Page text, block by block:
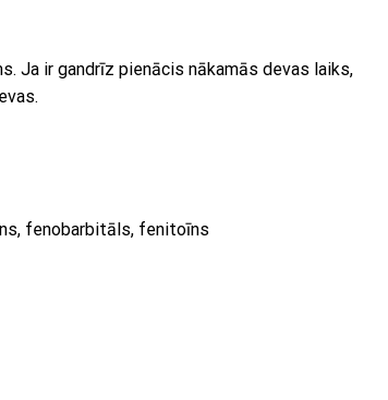
Ja ir gandrīz pienācis nākamās devas laiks,
fenobarbitāls, fenitoīns